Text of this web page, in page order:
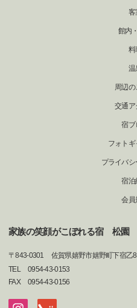
客
館内
料
温
周辺
交通ア
宿ブ
フォト
プライバ
宿泊
会員
家族の笑顔がこぼれる宿 松園
〒843-0301
佐賀県嬉野市嬉野町下宿乙
TEL
0954-43-0153
FAX
0954-43-0156